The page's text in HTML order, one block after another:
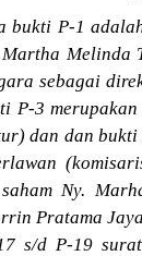
bukti P-1
Martha
sebagai
P-3
dan dan
Ny.
Pratama
s/d P-19